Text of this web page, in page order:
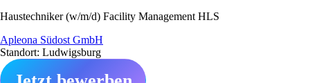
Haustechniker (w/m/d) Facility Management HLS
Apleona Südost GmbH
Standort: Ludwigsburg